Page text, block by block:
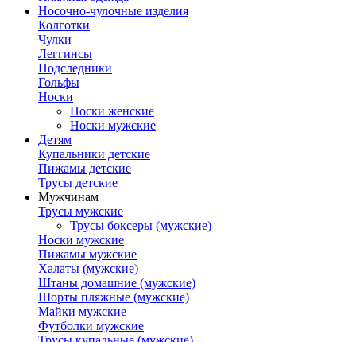
Носочно-чулочные изделия
Колготки
Чулки
Леггинсы
Подследники
Гольфы
Носки
Носки женские
Носки мужские
Детям
Купальники детские
Пижамы детские
Трусы детские
Мужчинам
Трусы мужские
Трусы боксеры (мужские)
Носки мужские
Пижамы мужские
Халаты (мужские)
Штаны домашние (мужские)
Шорты пляжные (мужские)
Майки мужские
Футболки мужские